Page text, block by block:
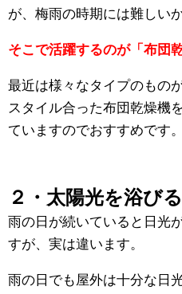
が、梅雨の時期には難しい
そこで活躍するのが「布団
最近は様々なタイプのもの
スタイル合った布団乾燥機
ていますのでおすすめです。
２・太陽光を浴びる
雨の日が続いていると日光
すが、実は違います。
雨の日でも屋外は十分な日